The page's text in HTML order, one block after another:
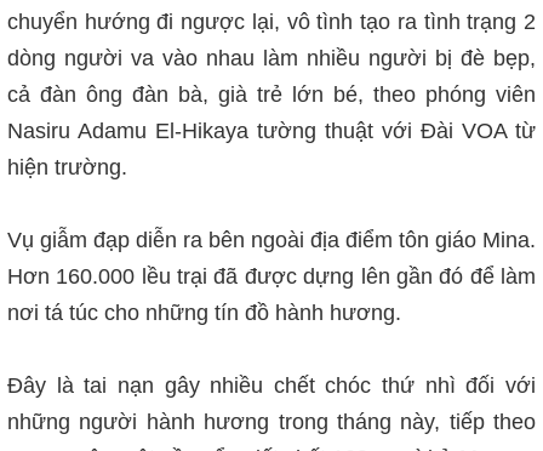
chuyển hướng đi ngược lại, vô tình tạo ra tình trạng 2
dòng người va vào nhau làm nhiều người bị đè bẹp,
cả đàn ông đàn bà, già trẻ lớn bé, theo phóng viên
Nasiru Adamu El-Hikaya tường thuật với Đài VOA từ
hiện trường.
Vụ giẫm đạp diễn ra bên ngoài địa điểm tôn giáo Mina.
Hơn 160.000 lều trại đã được dựng lên gần đó để làm
nơi tá túc cho những tín đồ hành hương.
Đây là tai nạn gây nhiều chết chóc thứ nhì đối với
những người hành hương trong tháng này, tiếp theo